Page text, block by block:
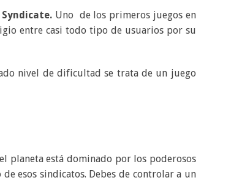
Syndicate. Uno de los primeros juegos en
entre casi todo tipo de usuarios por su
nivel de dificultad se trata de un juego
planeta está dominado por los poderosos
esos sindicatos. Debes de controlar a un